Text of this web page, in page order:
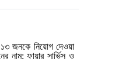
জনকে নিয়োগ দেওয়া
নাম: ফায়ার সার্ভিস ও